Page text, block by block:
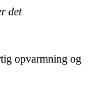
det
opvarmning og